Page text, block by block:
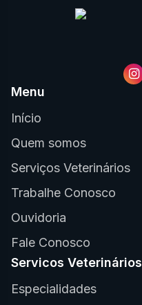
Menu
Início
Quem somos
Serviços Veterinários
Trabalhe Conosco
Ouvidoria
Fale Conosco
Servicos Veterinários
Especialidades